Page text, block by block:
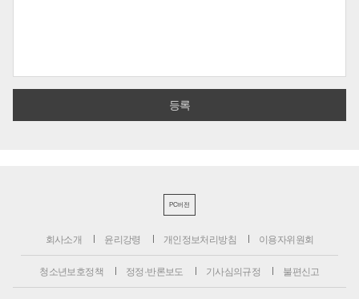
PC버전
회사소개 윤리강령 개인정보처리방침 이용자위원회
청소년보호정책 정정·반론보도 기사심의규정 불편신고